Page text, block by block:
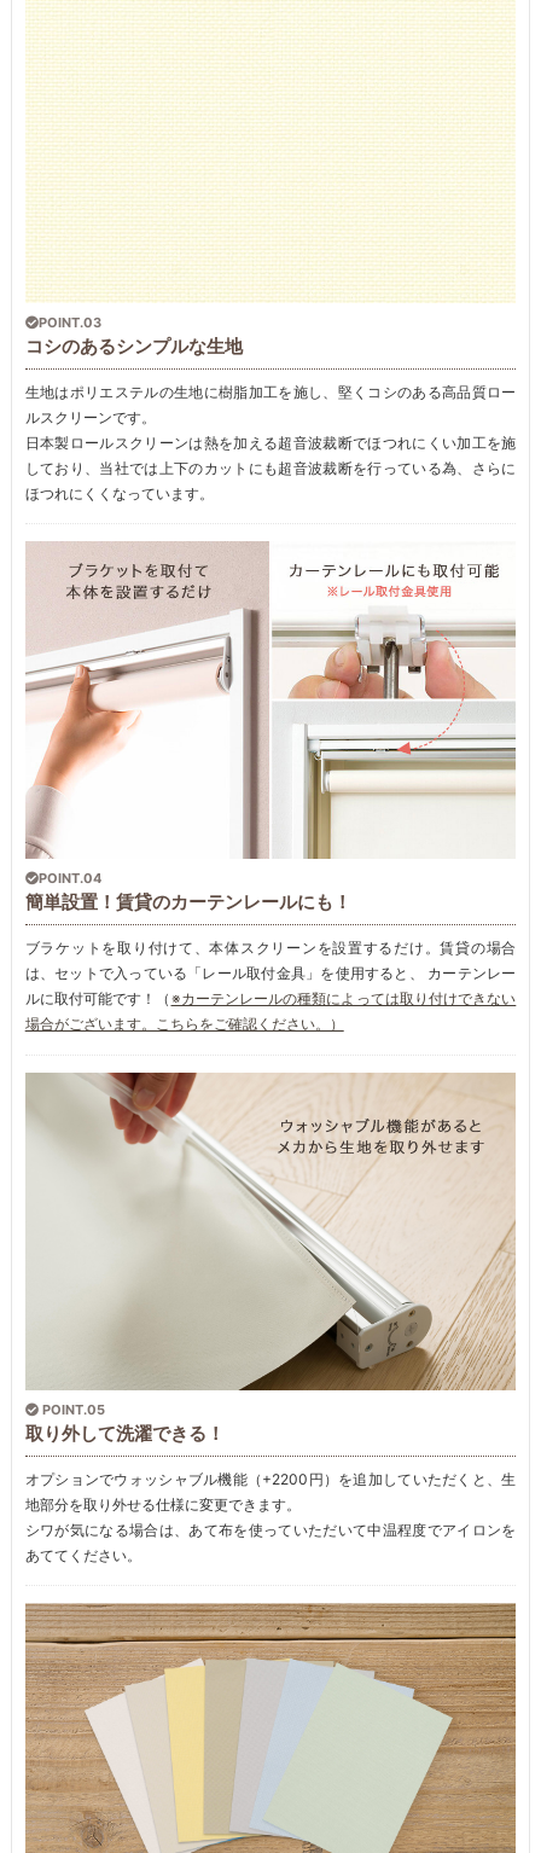
POINT.03
コシのあるシンプルな生地
生地はポリエステルの生地に樹脂加工を施し、堅くコシのある高品質ロー
ルスクリーンです。
日本製ロールスクリーンは熱を加える超音波裁断でほつれにくい加工を施
しており、当社では上下のカットにも超音波裁断を行っている為、さらに
ほつれにくくなっています。
POINT.04
簡単設置！賃貸のカーテンレールにも！
ブラケットを取り付けて、本体スクリーンを設置するだけ。賃貸の場合
は、セットで入っている「レール取付金具」を使用すると、 カーテンレー
ルに取付可能です！（ ※カーテンレールの種類によっては取り付けできない
場合がございます。こちらをご確認ください。）
POINT.05
取り外して洗濯できる！
オプションでウォッシャブル機能（+2200円）を追加していただくと、生
地部分を取り外せる仕様に変更できます。
シワが気になる場合は、あて布を使っていただいて中温程度でアイロンを
あててください。